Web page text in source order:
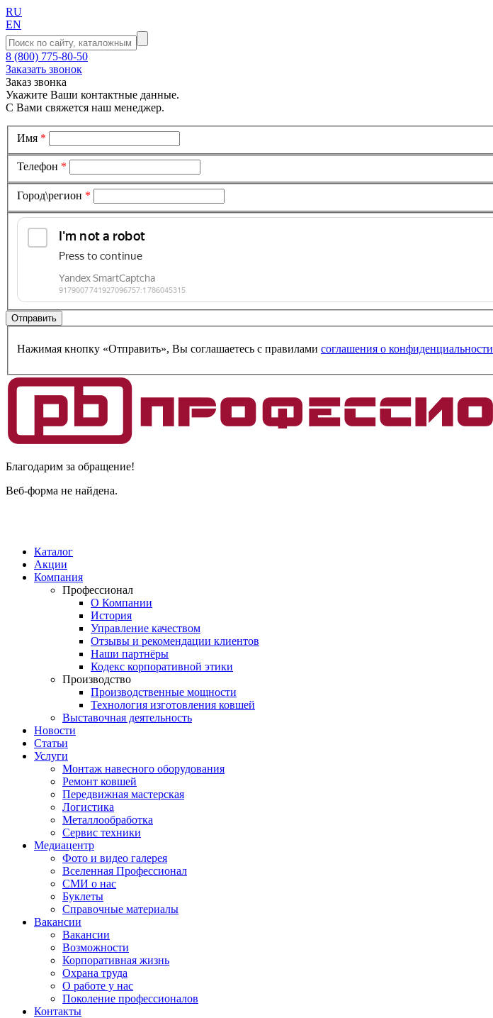
RU
EN
8 (800) 775-80-50
Заказать звонок
Заказ звонка
Укажите Ваши контактные данные.
С Вами свяжется наш менеджер.
Имя *
Телефон *
Город\регион *
Нажимая кнопку «Отправить», Вы соглашаетесь c правилами соглашения о конфиденциальности
Благодарим за обращение!
Веб-форма не найдена.
Каталог
Акции
Компания
Профессионал
О Компании
История
Управление качеством
Отзывы и рекомендации клиентов
Наши партнёры
Кодекс корпоративной этики
Производство
Производственные мощности
Технология изготовления ковшей
Выставочная деятельность
Новости
Статьи
Услуги
Монтаж навесного оборудования
Ремонт ковшей
Передвижная мастерская
Логистика
Металлообработка
Сервис техники
Медиацентр
Фото и видео галерея
Вселенная Профессионал
СМИ о нас
Буклеты
Справочные материалы
Вакансии
Вакансии
Возможности
Корпоративная жизнь
Охрана труда
О работе у нас
Поколение профессионалов
Контакты